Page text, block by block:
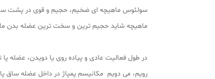
سولئوس ماهیچه ای ضخیم، حجیم و قوی در پشت ساق
ماهیچه شاید حجیم ترین و سخت ترین عضله بدن
در طول فعالیت عادی و پیاده روی یا دویدن، عضله
رویم، می دویم مکانیسم پمپاژ در داخل عضله ساق